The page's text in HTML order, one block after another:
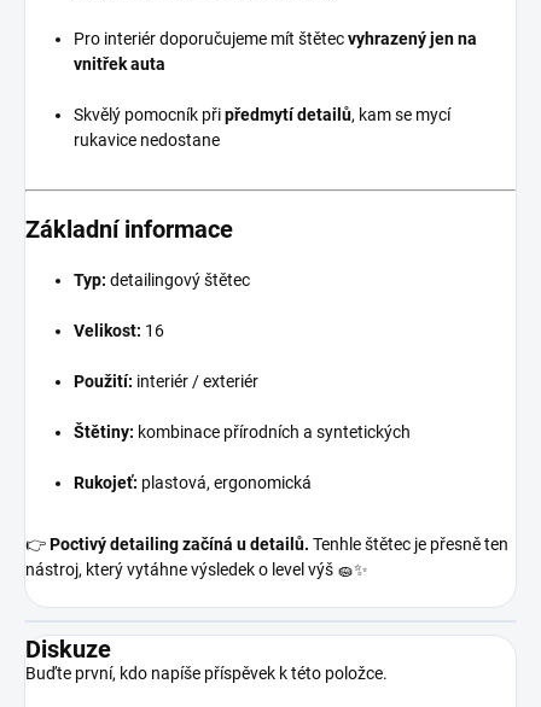
Pro interiér doporučujeme mít štětecvyhrazený jen na
vnitřek auta
Skvělý pomocník připředmytí detailů, kam se mycí
rukavice nedostane
Základní informace
Typ: detailingový štětec
Velikost: 16
Použití: interiér / exteriér
Štětiny: kombinace přírodních a syntetických
Rukojeť: plastová, ergonomická
👉Poctivý detailing začíná u detailů. Tenhle štětec je přesně ten
nástroj, který vytáhne výsledek o level výš 🧽✨
Diskuze
Buďte první, kdo napíše příspěvek k této položce.